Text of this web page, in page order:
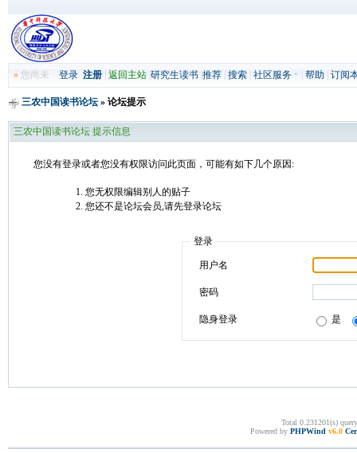
»您尚未 登录 注册| 返回主站| 研究生读书| 推荐| 搜索| 社区服务 帮助 订阅
三农中国读书论坛» 论坛提示
三农中国读书论坛 提示信息
您没有登录或者您没有权限访问此页面，可能有如下几个原因:
您无权限编辑别人的贴子
您还不是论坛会员,请先登录论坛
登录
用户名
密码
隐身登录 是
Total 0.231201(s)
Powered by PHPWind v6.0